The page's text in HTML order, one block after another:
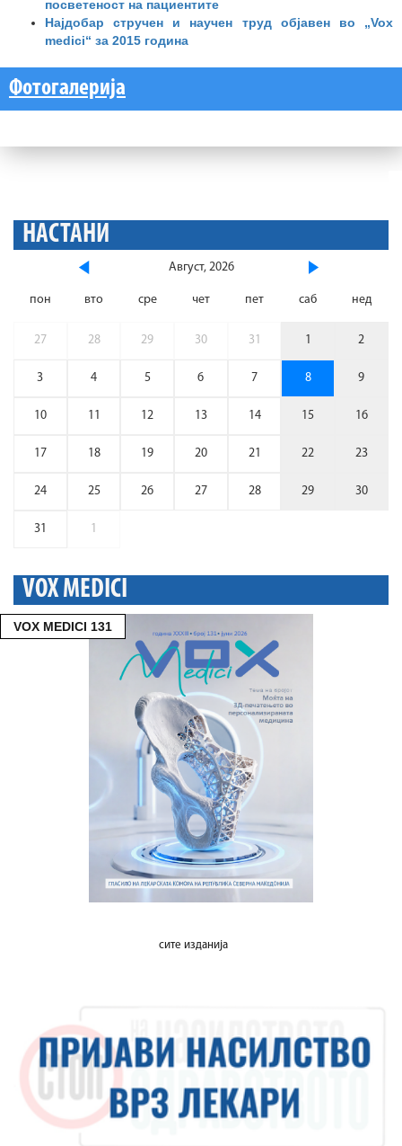
посветеност на пациентите
Најдобар стручен и научен труд објавен во „Vox
medici“ за 2015 година
Фотогалерија
НАСТАНИ
Август, 2026
пон вто сре чет пет саб нед
27 28 29 30 31 1 2
3 4 5 6 7 8 9
10 11 12 13 14 15 16
17 18 19 20 21 22 23
24 25 26 27 28 29 30
31 1
VOX MEDICI
VOX MEDICI 131
сите изданија